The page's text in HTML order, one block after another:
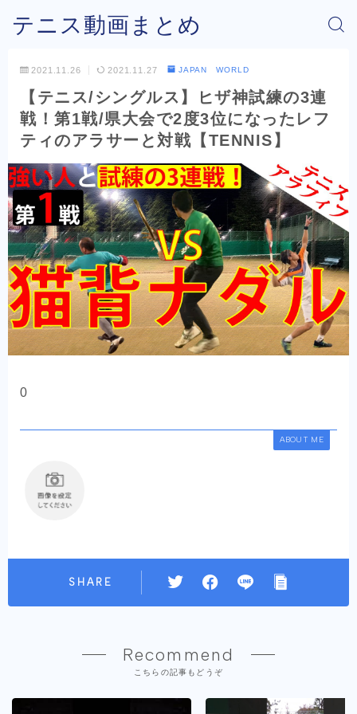
テニス動画まとめ
2021.11.26 2021.11.27 JAPAN WORLD
【テニス/シングルス】ヒザ神試練の3連
戦！第1戦/県大会で2度3位になったレフ
ティのアラサーと対戦【TENNIS】
0
ABOUT ME
SHARE
Recommend
こちらの記事もどうぞ